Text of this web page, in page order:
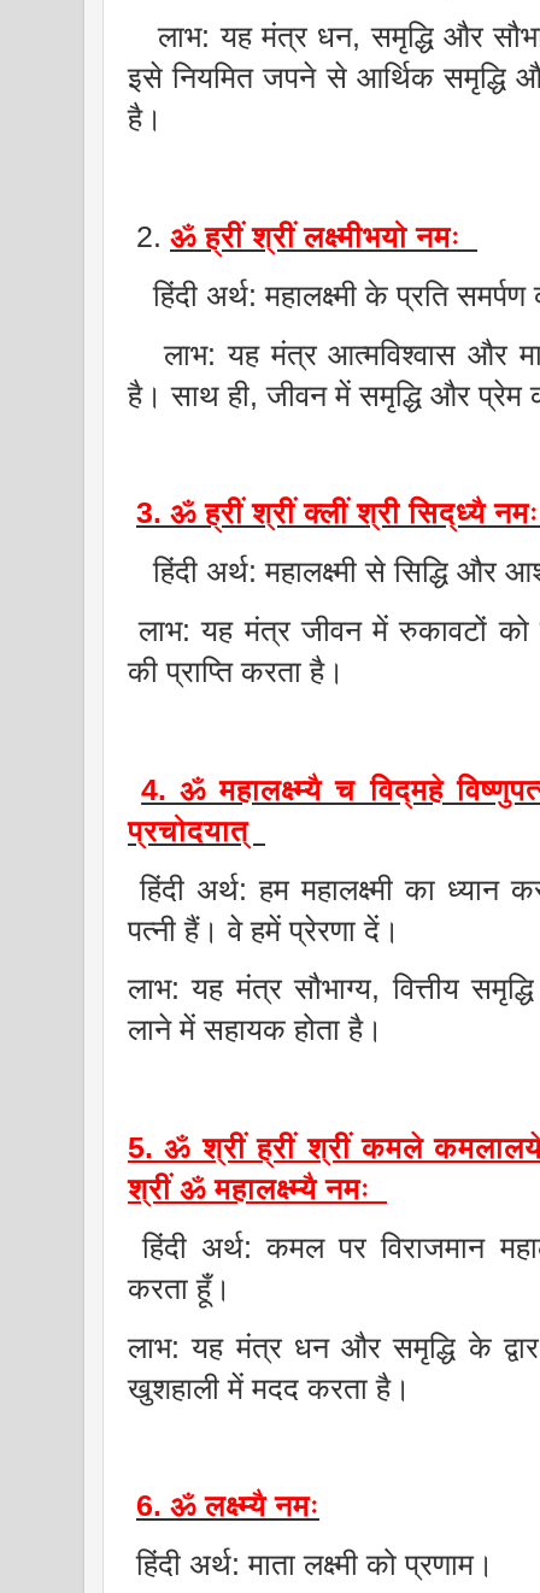
लाभ: यह मंत्र धन, समृद्धि और
इसे नियमित जपने से आर्थिक समृद्धि
है।
2. ॐ ह्रीं श्रीं लक्ष्मीभयो नमः
हिंदी अर्थ: महालक्ष्मी के प्रति
लाभ: यह मंत्र आत्मविश्वास और
है। साथ ही, जीवन में समृद्धि और प्रेम
3. ॐ ह्रीं श्रीं क्लीं श्री सिद्ध्यै
हिंदी अर्थ: महालक्ष्मी से सिद्धि और
लाभ: यह मंत्र जीवन में रुकावटों
की प्राप्ति करता है।
4. ॐ महालक्ष्म्यै च विद्महे
प्रचोदयात्
हिंदी अर्थ: हम महालक्ष्मी का ध्यान
पत्नी हैं। वे हमें प्रेरणा दें।
लाभ: यह मंत्र सौभाग्य, वित्तीय
लाने में सहायक होता है।
5. ॐ श्रीं ह्रीं श्रीं कमले कमलालये
श्रीं ॐ महालक्ष्म्यै नमः
हिंदी अर्थ: कमल पर विराजमान
करता हूँ।
लाभ: यह मंत्र धन और समृद्धि के
खुशहाली में मदद करता है।
6. ॐ लक्ष्म्यै नमः
हिंदी अर्थ: माता लक्ष्मी को प्रणाम।